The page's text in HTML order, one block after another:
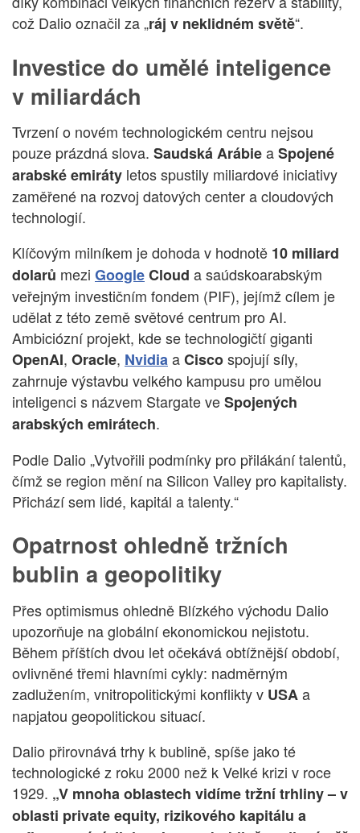
což Dalio označil za „ráj v neklidném světě“.
Investice do umělé inteligence
v miliardách
Tvrzení o novém technologickém centru nejsou
pouze prázdná slova. Saudská ArábieaSpojené
arabské emiráty letos spustily miliardové iniciativy
zaměřené na rozvoj datových center a cloudových
technologií.
Klíčovým milníkem je dohoda v hodnotě 10 miliard
dolarů mezi GoogleCloud a saúdskoarabským
veřejným investičním fondem (PIF), jejímž cílem je
udělat z této země světové centrum pro AI.
Ambiciózní projekt, kde se technologičtí giganti
OpenAI, Oracle, NvidiaaCiscospojují síly,
zahrnuje výstavbu velkého kampusu pro umělou
inteligenci s názvem Stargate veSpojených
arabských emirátech.
Podle Dalio „Vytvořili podmínky pro přilákání talentů,
čímž se region mění na Silicon Valley pro kapitalisty.
Přichází sem lidé, kapitál a talenty.“
Opatrnost ohledně tržních
bublin a geopolitiky
Přes optimismus ohledně Blízkého východu Dalio
upozorňuje na globální ekonomickou nejistotu.
Během příštích dvou let očekává obtížnější období,
ovlivněné třemi hlavními cykly: nadměrným
zadlužením, vnitropolitickými konflikty v USAa
napjatou geopolitickou situací.
Dalio přirovnává trhy k bublině, spíše jako té
technologické z roku 2000 než k Velké krizi v roce
1929. „V mnoha oblastech vidíme tržní trhliny – v
oblasti private equity, rizikového kapitálu a